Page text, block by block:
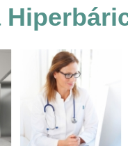
feridas
Tratamentos por
hiperbárica
Tratamentos por
oxigenoterapia